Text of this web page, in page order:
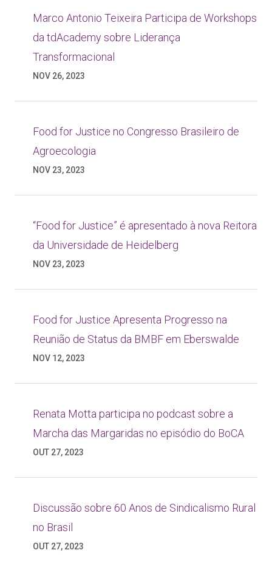
Marco Antonio Teixeira Participa de Workshops
da tdAcademy sobre Liderança
Transformacional
NOV 26, 2023
Food for Justice no Congresso Brasileiro de
Agroecologia
NOV 23, 2023
“Food for Justice” é apresentado à nova Reitora
da Universidade de Heidelberg
NOV 23, 2023
Food for Justice Apresenta Progresso na
Reunião de Status da BMBF em Eberswalde
NOV 12, 2023
Renata Motta participa no podcast sobre a
Marcha das Margaridas no episódio do BoCA
OUT 27, 2023
Discussão sobre 60 Anos de Sindicalismo Rural
no Brasil
OUT 27, 2023